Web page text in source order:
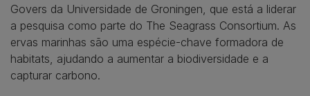
Govers da Universidade de Groningen, que está a liderar
a pesquisa como parte do The Seagrass Consortium. As
ervas marinhas são uma espécie-chave formadora de
habitats, ajudando a aumentar a biodiversidade e a
capturar carbono.